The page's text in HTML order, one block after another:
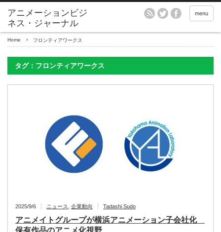
アニメーションビジ
ネス・ジャーナル
menu
Home フロンティアワークス
タグ：フロンティアワークス
2025/9/6 ニュース 企業動向 Tadashi Sudo
アニメイトグループが横浜アニメーション子会社化
保有作品のアニメ化視野